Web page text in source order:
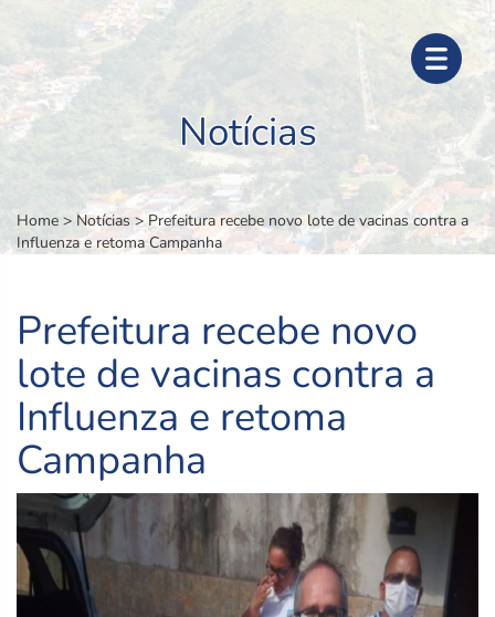
Notícias
Home > Notícias >Prefeitura recebe novo lote de vacinas contra a
Influenza e retoma Campanha
Prefeitura recebe novo
lote de vacinas contra a
Influenza e retoma
Campanha